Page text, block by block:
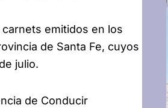
emitidos en los
de Santa Fe, cuyos
julio.
de Conducir